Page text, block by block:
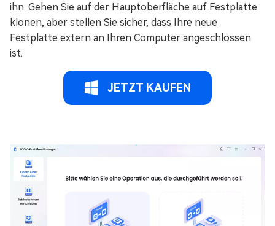
ihn. Gehen Sie auf der Hauptoberfläche auf Festplatte
klonen, aber stellen Sie sicher, dass Ihre neue
Festplatte extern an Ihren Computer angeschlossen
ist.
JETZT KAUFEN